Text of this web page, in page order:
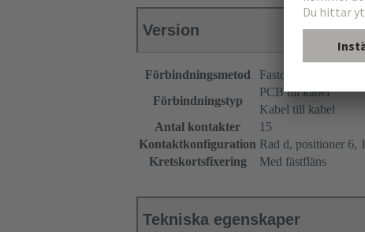
Version
Förbindningsmetod
Faston-förbindning
Förbindningstyp
PCB till kabel
Kabel till kabel
Antal kontakter
15
Kontaktkonfiguration Rad d, positioner 6,
Kretskortsfixering
Med fästfläns
Tekniska egenskaper